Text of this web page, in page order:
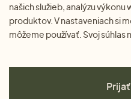
našich služieb, analýzu
produktov. V nastaveniach si
môžeme používať. Svoj